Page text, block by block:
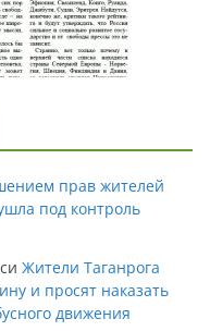
прав жителей
под контроль
Жители Таганрога
и просят наказать
движения